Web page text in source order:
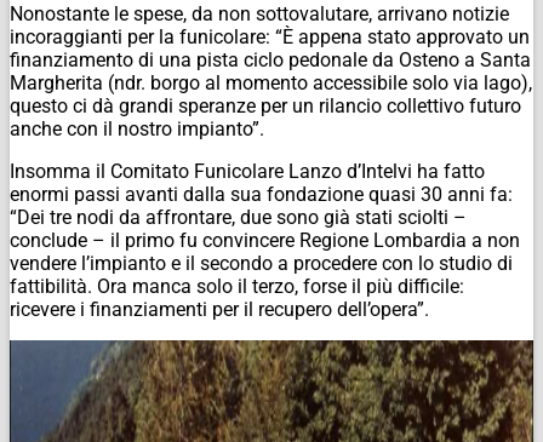
Nonostante le spese, da non sottovalutare, arrivano notizie
incoraggianti per la funicolare: “È appena stato approvato un
finanziamento di una pista ciclo pedonale da Osteno a Santa
Margherita (ndr. borgo al momento accessibile solo via lago),
questo ci dà grandi speranze per un rilancio collettivo futuro
anche con il nostro impianto”.
Insomma il Comitato Funicolare Lanzo d’Intelvi ha fatto
enormi passi avanti dalla sua fondazione quasi 30 anni fa:
“Dei tre nodi da affrontare, due sono già stati sciolti –
conclude – il primo fu convincere Regione Lombardia a non
vendere l’impianto e il secondo a procedere con lo studio di
fattibilità. Ora manca solo il terzo, forse il più difficile:
ricevere i finanziamenti per il recupero dell’opera”.